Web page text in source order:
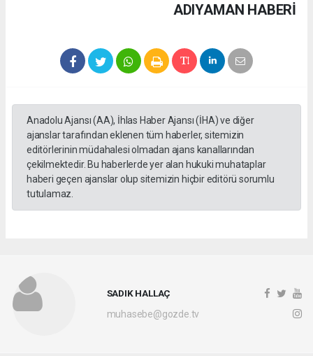
ADIYAMAN HABERİ
Anadolu Ajansı (AA), İhlas Haber Ajansı (İHA) ve diğer
ajanslar tarafından eklenen tüm haberler, sitemizin
editörlerinin müdahalesi olmadan ajans kanallarından
çekilmektedir. Bu haberlerde yer alan hukuki muhataplar
haberi geçen ajanslar olup sitemizin hiçbir editörü sorumlu
tutulamaz.
SADIK HALLAÇ
muhasebe@gozde.tv